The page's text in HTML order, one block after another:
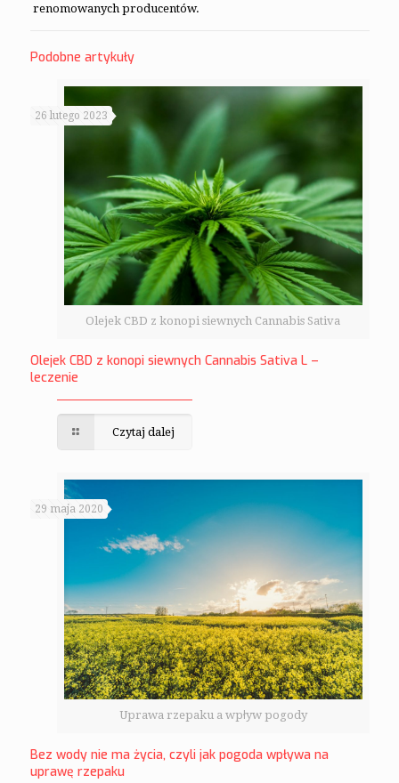
renomowanych producentów.
Podobne artykuły
Olejek CBD z konopi siewnych Cannabis Sativa
26 lutego 2023
Olejek CBD z konopi siewnych Cannabis Sativa L –
leczenie
Czytaj dalej
Uprawa rzepaku a wpływ pogody
29 maja 2020
Bez wody nie ma życia, czyli jak pogoda wpływa na
uprawę rzepaku